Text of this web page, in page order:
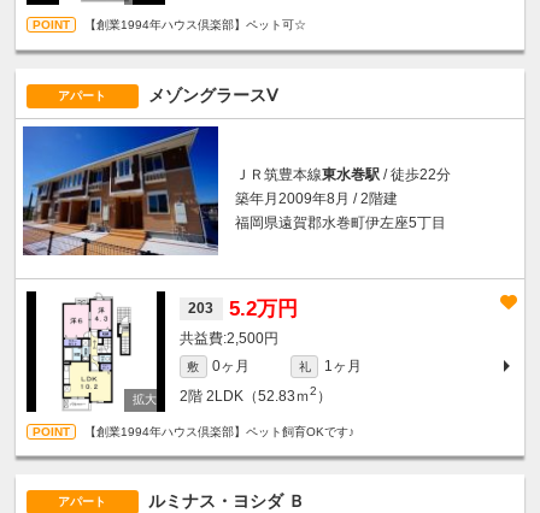
【創業1994年ハウス倶楽部】ペット可☆
アパート メゾングラースⅤ
ＪＲ筑豊本線東水巻駅 / 徒歩22分
築年月2009年8月 / 2階建
福岡県遠賀郡水巻町伊左座5丁目
203 5.2万円
2,500円
敷 0ヶ月 礼
1ヶ月
2階 2LDK（52.83ｍ2 ）
【創業1994年ハウス倶楽部】ペット飼育OKです♪
アパート ルミナス・ヨシダ Ｂ